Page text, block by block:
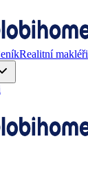
Realitní makléři